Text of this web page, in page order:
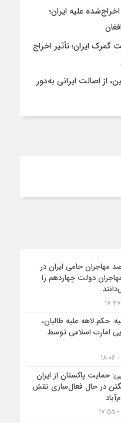
علیه ایران؛
ایران؛ تأثیر اخراج
از اصالت ایرانی به‌دور
۸۶ درصد مهاجران حامی ایران در
مهاجران دولت چهاردهم را
حکم لاهه علیه طالبان،
امارت اسلامی توسط
حمایت پاکستان از ایران
در حال فعال‌سازی نقش